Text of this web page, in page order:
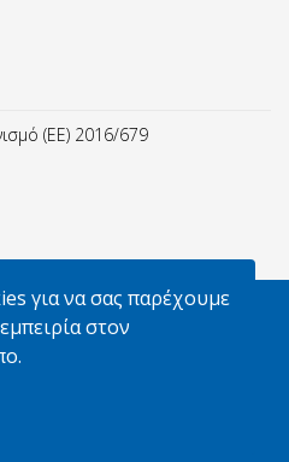
(ΕΕ) 2016/679
φωτογραφιών
του Σ.Ε.Π. και των
All Rights Reserved.
για να σας παρέχουμε
στον